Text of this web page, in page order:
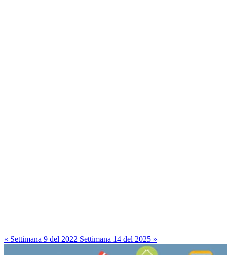
« Settimana 9 del 2022 Settimana 14 del 2025 »